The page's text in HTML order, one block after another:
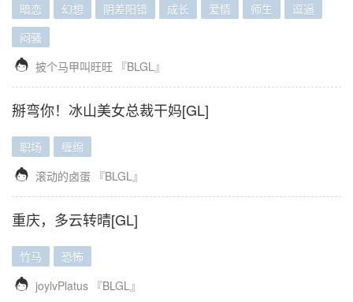
暗恋 幻想 阴差阳错 成长 爱情 师生
逗逼
闷骚
 披个马甲叫旺旺 『BLGL』
掰弯你！冰山美女总裁干妈[GL]
职场 缠绵
 滚动的卤蛋 『BLGL』
重庆，多云转晴[GL]
竹马 恐怖
 joylvPlatus 『BLGL』